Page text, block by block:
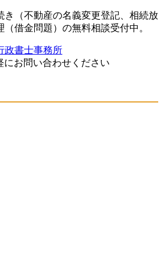
き（不動産の名義変更登記、相続放
借金問題）の無料相談受付中。
政書士事務所
お問い合わせください